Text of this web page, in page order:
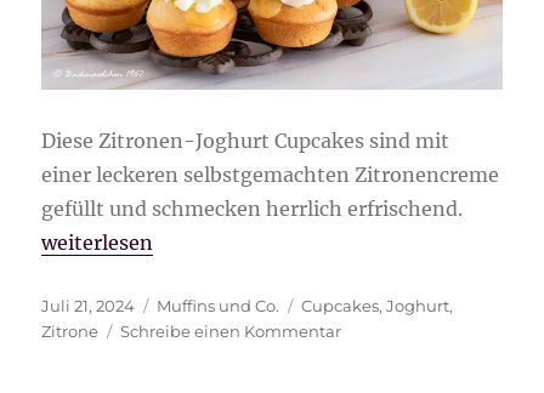
Diese Zitronen-Joghurt Cupcakes sind mit
einer leckeren selbstgemachten Zitronencreme
gefüllt und schmecken herrlich erfrischend.
„Zitronen-Joghurt Cupcakes“
weiterlesen
Veröffentlicht
am
Juli 21, 2024 Kategorien
Muffins und Co. Schlagwörter
Cupcakes,Joghurt,
Zitrone
Schreibe einen Kommentarzu